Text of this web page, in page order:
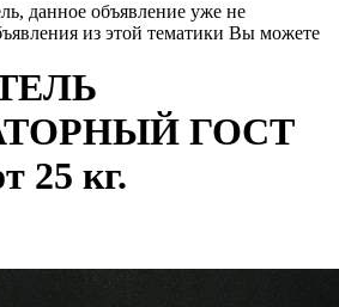
данное объявление уже не
из этой тематики Вы можете
ГОСТ
25 кг.